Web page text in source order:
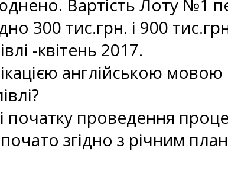
Вартість Лоту №1
300 тис.грн. і 900
-квітень 2017.
англійською
початку проведення
згідно з річним